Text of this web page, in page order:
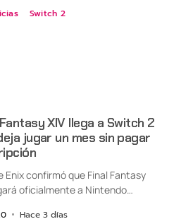
Switch 2
XIV llega a Switch 2
jugar un mes sin pagar
Enix confirmó que Final Fantasy
oficialmente a Nintendo
Hace 3 días